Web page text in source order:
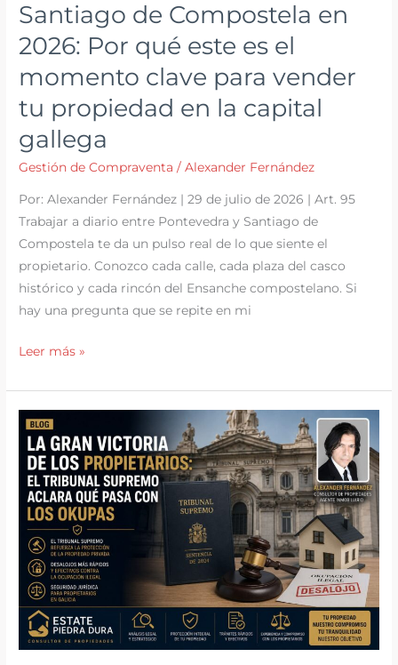
Pontevedra
o
Santiago
no
es
una
transacción
Santiago de Compostela en
2026: Por qué este es el
momento clave para vender
tu propiedad en la capital
gallega
Gestión de Compraventa /Alexander Fernández
Por: Alexander Fernández | 29 de julio de 2026 | Art. 95
Trabajar a diario entre Pontevedra y Santiago de
Compostela te da un pulso real de lo que siente el
propietario. Conozco cada calle, cada plaza del casco
histórico y cada rincón del Ensanche compostelano. Si
hay una pregunta que se repite en mi
Santiago
Compostela
en
2026:
Por
qué
este
es
el
momento
clave
para
vender
Leer más »